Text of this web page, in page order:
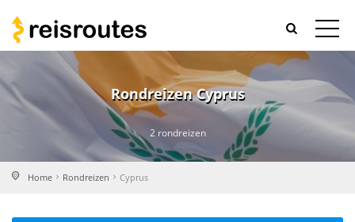
Rondreizen Cyprus
2 rondreizen
Home Rondreizen Cyprus